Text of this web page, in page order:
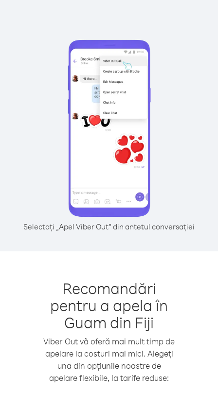
Selectați „Apel Viber Out” din antetul conversației
Recomandări
pentru a apela în
Guam din Fiji
Viber Out vă oferă mai mult timp de
apelare la costuri mai mici. Alegeți
una din opțiunile noastre de
apelare flexibile, la tarife reduse: